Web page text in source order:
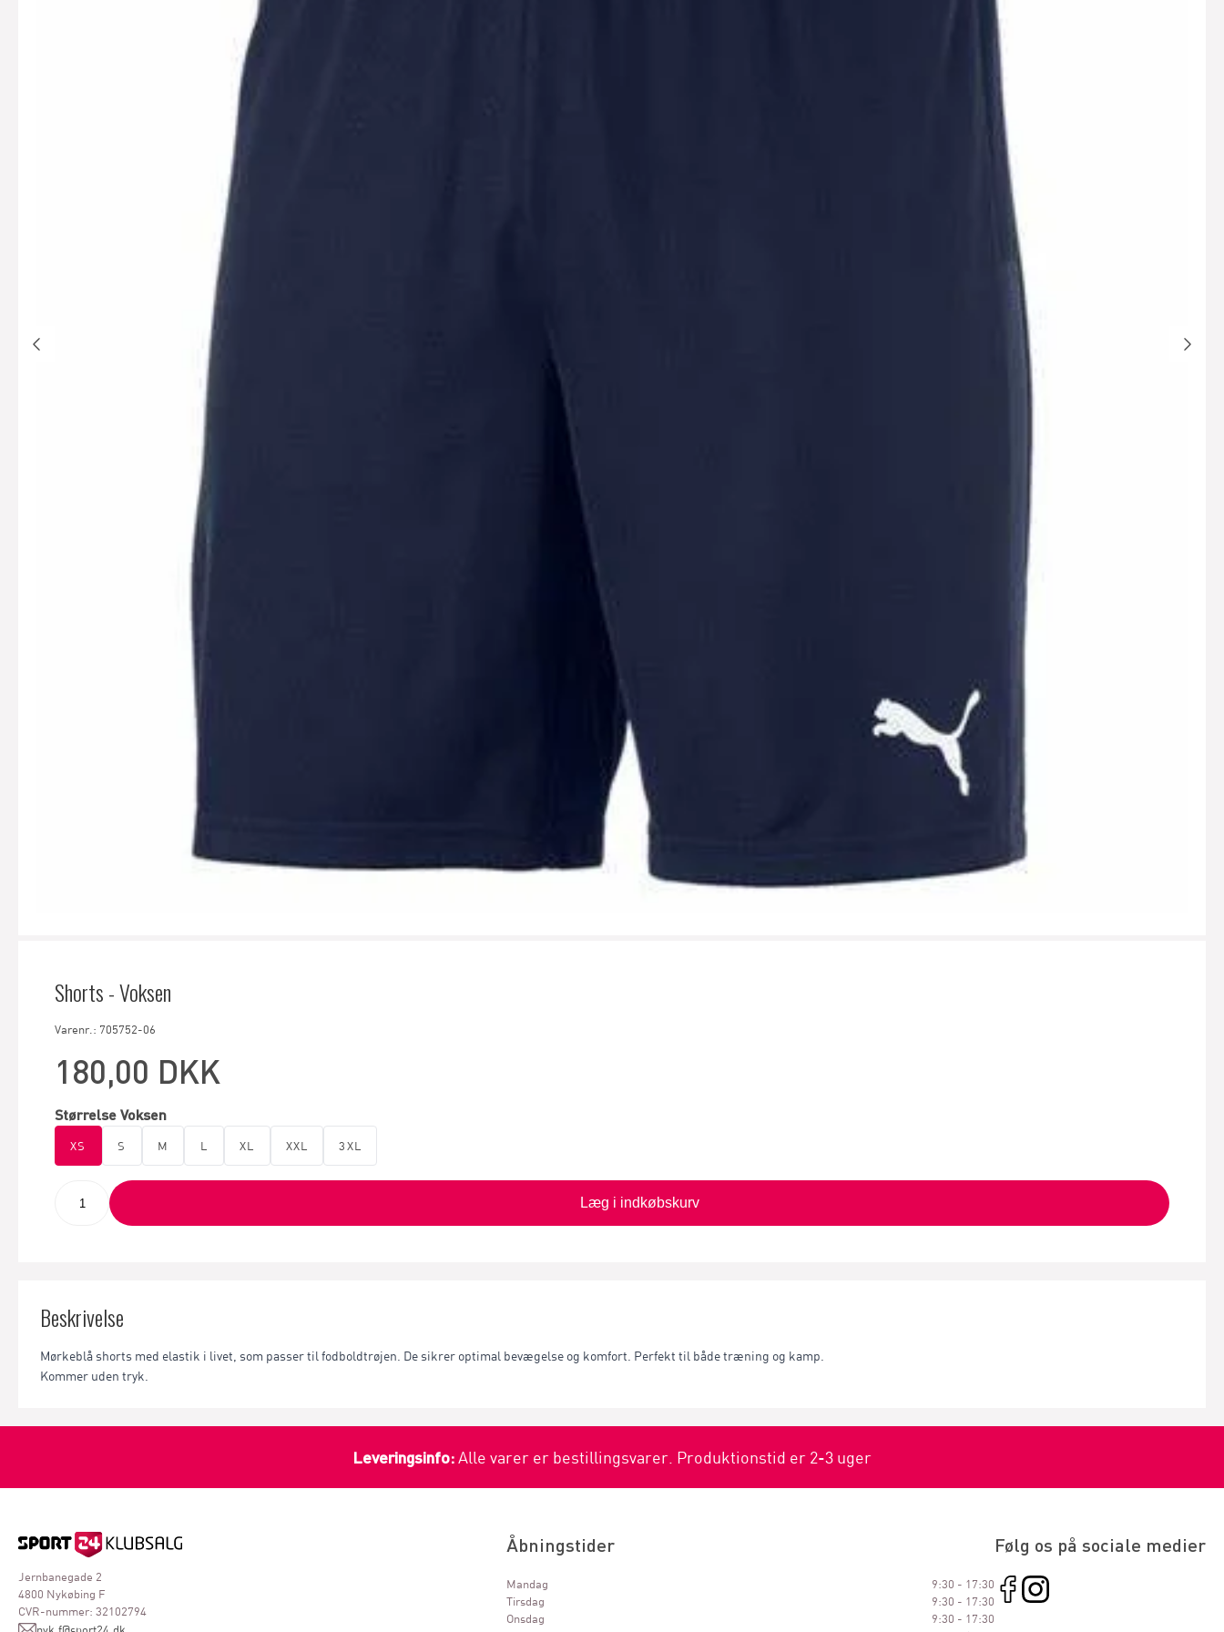
Shorts - Voksen
Varenr.: 705752-06
180,00 DKK
Størrelse Voksen
XS S M L XL XXL 3XL
Læg i indkøbskurv
Beskrivelse
Mørkeblå shorts med elastik i livet, som passer til fodboldtrøjen. De sikrer optimal bevægelse og komfort. Perfekt til både træning og kamp.
Kommer uden tryk.
Leveringsinfo:Alle varer er bestillingsvarer. Produktionstid er 2-3 uger
Jernbanegade 2
4800 Nykøbing F
CVR-nummer: 32102794
nyk.f@sport24.dk
Åbningstider
Mandag
9:30 - 17:30
Tirsdag
9:30 - 17:30
Onsdag
9:30 - 17:30
Følg os på sociale medier